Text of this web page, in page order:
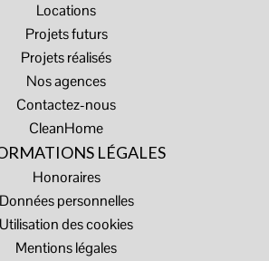
Locations
Projets futurs
Projets réalisés
Nos agences
Contactez-nous
CleanHome
LÉGALES
Honoraires
Données personnelles
Utilisation des cookies
Mentions légales